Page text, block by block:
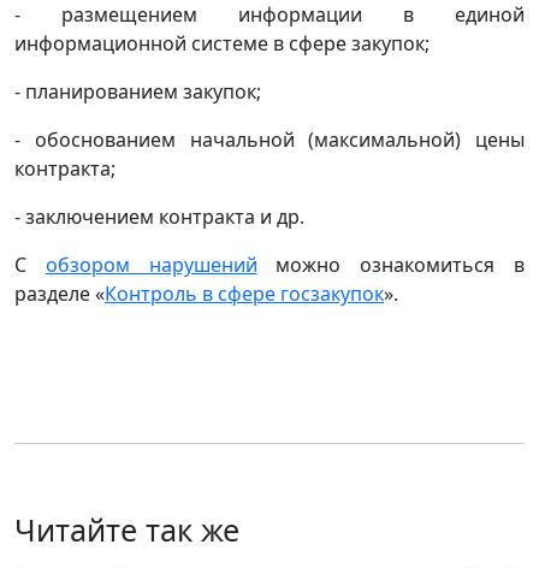
- размещением информации в единой
информационной системе в сфере закупок;
- планированием закупок;
- обоснованием начальной (максимальной) цены
контракта;
- заключением контракта и др.
С обзором нарушений можно ознакомиться в
разделе «Контроль в сфере госзакупок».
Читайте так же